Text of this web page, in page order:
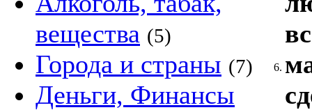
вещества (5)
Города и страны (7)
Деньги, Финансы
6.